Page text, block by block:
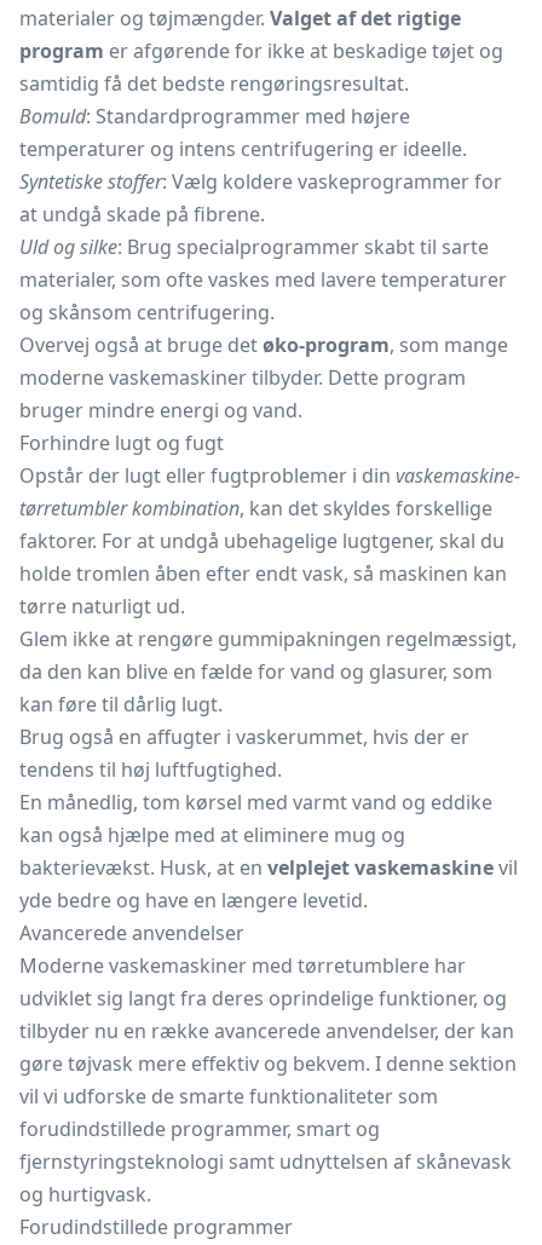
materialer og tøjmængder. Valget af det rigtige
program er afgørende for ikke at beskadige tøjet og
samtidig få det bedste rengøringsresultat.
Bomuld: Standardprogrammer med højere
temperaturer og intens centrifugering er ideelle.
Syntetiske stoffer: Vælg koldere vaskeprogrammer for
at undgå skade på fibrene.
Uld og silke: Brug specialprogrammer skabt til sarte
materialer, som ofte vaskes med lavere temperaturer
og skånsom centrifugering.
Overvej også at bruge detøko-program, som mange
moderne vaskemaskiner tilbyder. Dette program
bruger mindre energi og vand.
Forhindre lugt og fugt
Opstår der lugt eller fugtproblemer i din vaskemaskine-
tørretumbler kombination, kan det skyldes forskellige
faktorer. For at undgå ubehagelige lugtgener, skal du
holde tromlen åben efter endt vask, så maskinen kan
tørre naturligt ud.
Glem ikke at rengøre gummipakningen regelmæssigt,
da den kan blive en fælde for vand og glasurer, som
kan føre til dårlig lugt.
Brug også en affugter i vaskerummet, hvis der er
tendens til høj luftfugtighed.
En månedlig, tom kørsel med varmt vand og eddike
kan også hjælpe med at eliminere mug og
bakterievækst. Husk, at en velplejet vaskemaskinevil
yde bedre og have en længere levetid.
Avancerede anvendelser
Moderne vaskemaskiner med tørretumblere har
udviklet sig langt fra deres oprindelige funktioner, og
tilbyder nu en række avancerede anvendelser, der kan
gøre tøjvask mere effektiv og bekvem. I denne sektion
vil vi udforske de smarte funktionaliteter som
forudindstillede programmer, smart og
fjernstyringsteknologi samt udnyttelsen af skånevask
og hurtigvask.
Forudindstillede programmer